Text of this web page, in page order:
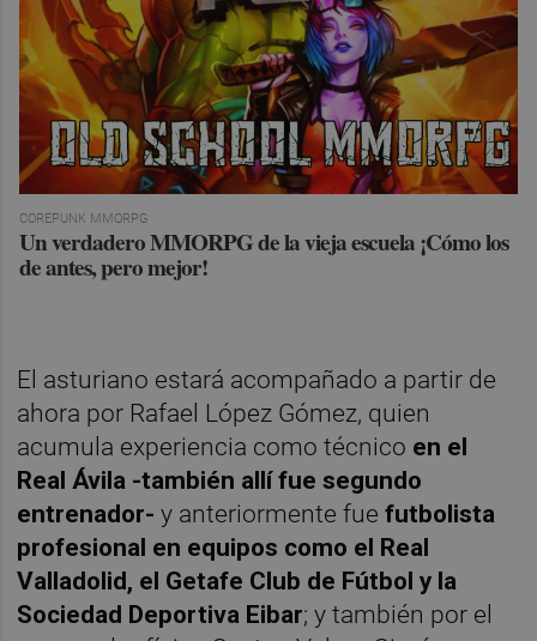
COREPUNK MMORPG
Un verdadero MMORPG de la vieja escuela ¡Cómo los
de antes, pero mejor!
El asturiano estará acompañado a partir de
ahora por Rafael López Gómez, quien
acumula experiencia como técnico en el
Real Ávila -también allí fue segundo
entrenador- y anteriormente fue futbolista
profesional en equipos como el Real
Valladolid, el Getafe Club de Fútbol y la
Sociedad Deportiva Eibar; y también por el